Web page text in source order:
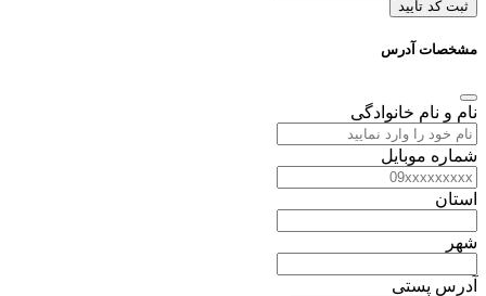
ثبت کد تایید
مشخصات آدرس
نام و نام خانوادگی
شماره موبایل
استان
شهر
آدرس پستی